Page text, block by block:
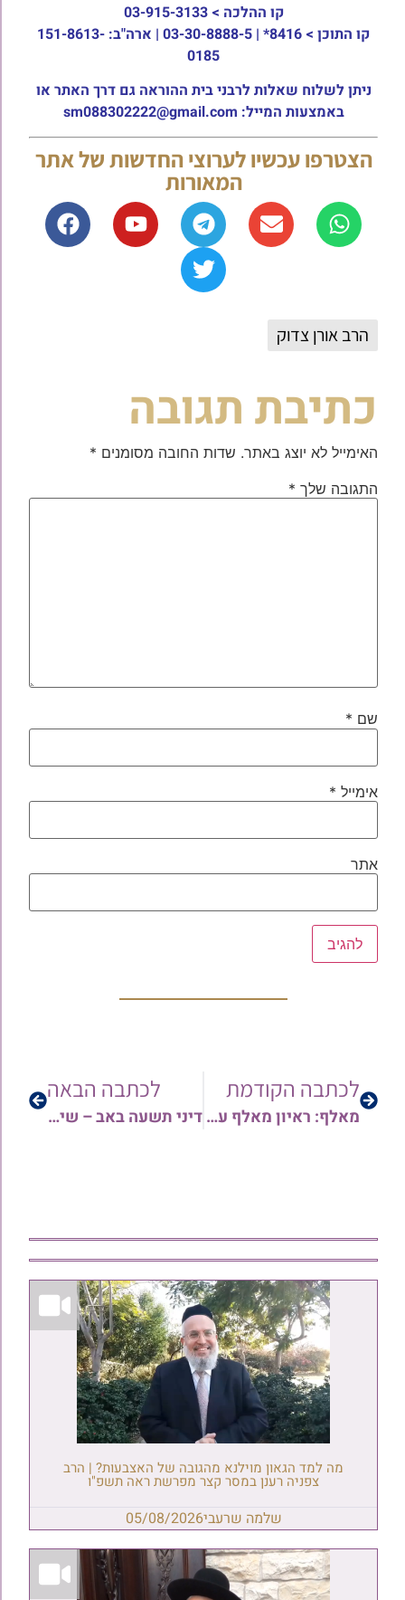
קו ההלכה > 03-915-3133
קו התוכן >
8416* | 03-30-8888-5 | ארה"ב: 151-8613-
0185
ניתן לשלוח שאלות לרבני בית ההוראה גם דרך האתר או
באמצעות המייל: sm088302222@gmail.com
הצטרפו עכשיו לערוצי החדשות של אתר
המאורות
הרב אורן צדוק
כתיבת תגובה
האימייל לא יוצג באתר. שדות החובה מסומנים *
התגובה שלך *
שם *
אימייל *
אתר
לכתבה הקודמת
מאלף: ראיון מאלף עם הגאון הגדול רבי עזריאל מנצור שליט"א לרגל יומא דהילולא למרן הרב יוסף צובירי זצוק"ל • יריעה נרחבת
לכתבה הבאה
דיני תשעה באב – שיעור מקיף ומיוחד מאת הגאון הרב יחיאל בסיס שליט"א • צפו
מה למד הגאון מוילנא מהגובה של האצבעות? | הרב
צפניה רענן במסר קצר מפרשת ראה תשפ"ו
שלמה שרעבי05/08/2026